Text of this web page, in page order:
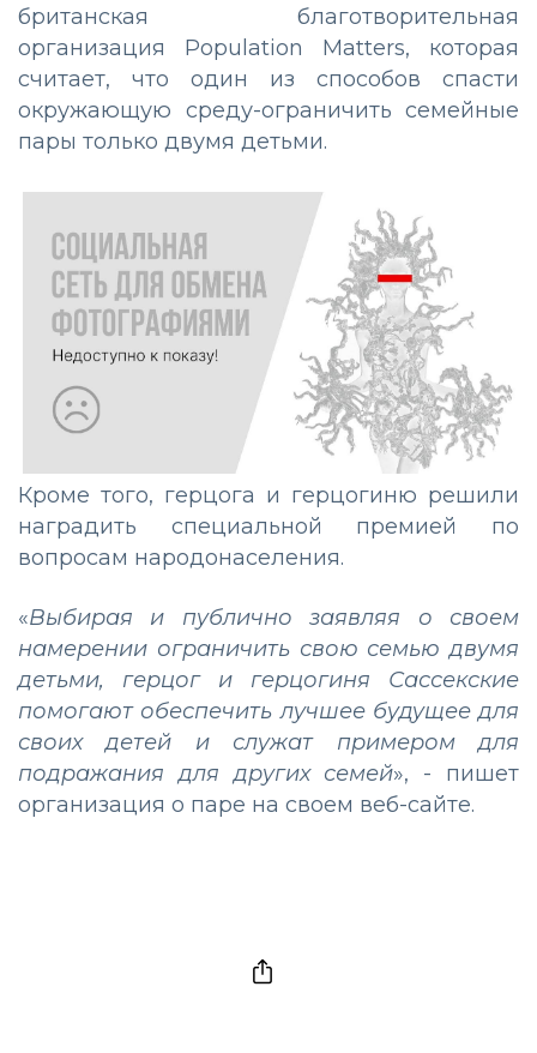
британская благотворительная
организация Population Matters, которая
считает, что один из способов спасти
окружающую среду-ограничить семейные
пары только двумя детьми.
Кроме того, герцога и герцогиню решили
наградить специальной премией по
вопросам народонаселения.
«Выбирая и публично заявляя о своем
намерении ограничить свою семью двумя
детьми, герцог и герцогиня Сассекские
помогают обеспечить лучшее будущее для
своих детей и служат примером для
подражания для других семей», - пишет
организация о паре на своем веб-сайте.